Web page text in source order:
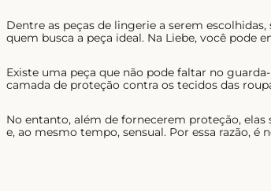
Dentre as peças de lingerie a serem
quem busca a peça ideal. Na Liebe, você
Existe uma peça que não pode faltar no
camada de proteção contra os tecidos das
No entanto, além de fornecerem proteção,
e, ao mesmo tempo, sensual. Por essa razão,